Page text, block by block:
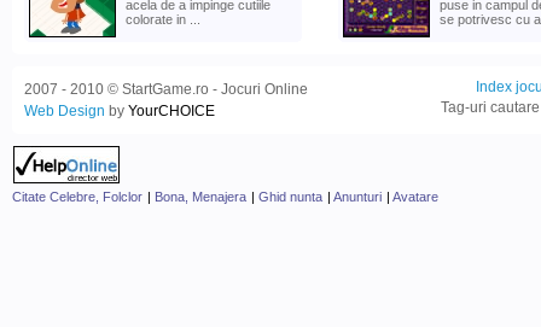
acela de a impinge cutiile
colorate in ...
puse in campul
se potrivesc cu
2007 - 2010 © StartGame.ro - Jocuri Online
Web Design by YourCHOICE
Index
Tag-uri
Citate Celebre, Folclor | Bona, Menajera | Ghid nunta | Anunturi | Avatare